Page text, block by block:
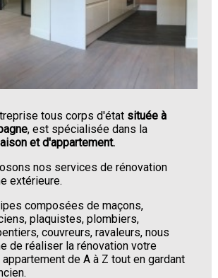
tous corps d'état située à
, est spécialisée dans la
et d'appartement.
nos services de rénovation
extérieure.
composées de maçons,
plaquistes, plombiers,
couvreurs, ravaleurs, nous
de réaliser la rénovation votre
de A à Z tout en gardant